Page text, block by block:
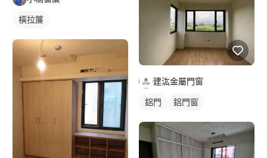
橫拉簾
建汯金屬門窗
鋁門 鋁門窗